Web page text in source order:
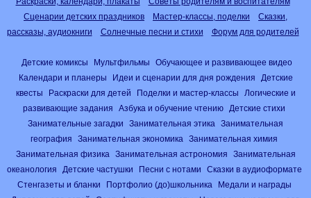
Сценарии детских праздников
Мастер-классы, поделки
Сказки,
рассказы, аудиокниги
Солнечные песни и стихи Форум для родителей
Детские комиксы Мультфильмы
Обучающее и развивающее видео
Календари и планеры
Идеи и сценарии для дня рождения
Детские
квесты
Раскраски для детей Поделки и мастер-классы
Логические и
развивающие задания
Азбука и обучение чтению
Детские стихи
Занимательные загадки
Занимательная этика
Занимательная
география
Занимательная экономика
Занимательная химия
Занимательная физика
Занимательная астрономия
Занимательная
океанология
Детские частушки Песни с нотами
Сказки в аудиоформате
Стенгазеты и бланки
Портфолио (до)школьника
Медали и награды